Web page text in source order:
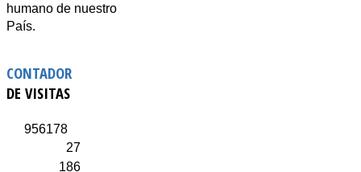
humano de nuestro
País.
CONTADOR
DE VISITAS
956178
27
186